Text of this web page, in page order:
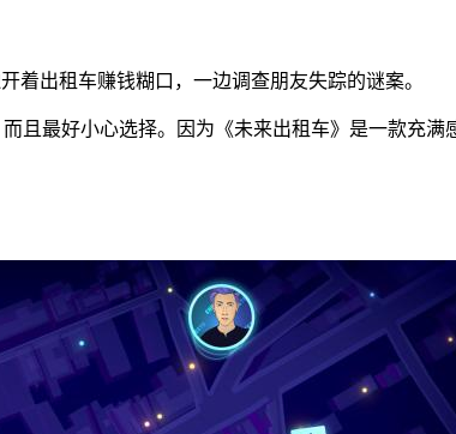
开着出租车赚钱糊口，一边调查朋友失踪的谜案。
最好小心选择。因为《未来出租车》是一款充满